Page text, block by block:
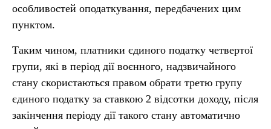
особливостей оподаткування, передбачених цим
пунктом.
Таким чином, платники єдиного податку четвертої
групи, які в період дії воєнного, надзвичайного
стану скористаються правом обрати третю групу
єдиного податку за ставкою 2 відсотки доходу, після
закінчення періоду дії такого стану автоматично